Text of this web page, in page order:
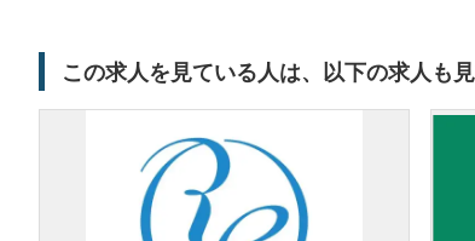
この求人を見ている人は、以下の求人も